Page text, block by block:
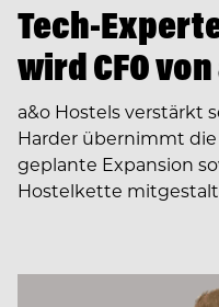
Tech-
wird CFO
a&o Hostels verstärkt
Harder übernimmt
geplante Expansion
Hostelkette